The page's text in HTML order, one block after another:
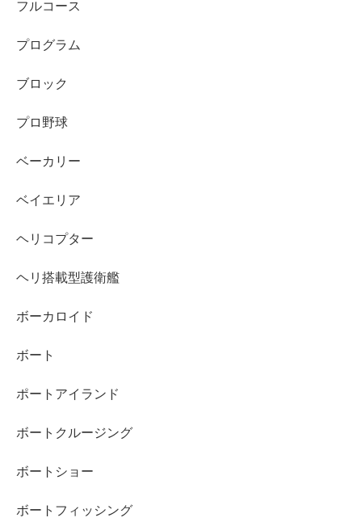
フルコース
プログラム
ブロック
プロ野球
ベーカリー
ベイエリア
ヘリコプター
ヘリ搭載型護衛艦
ボーカロイド
ボート
ポートアイランド
ボートクルージング
ボートショー
ボートフィッシング